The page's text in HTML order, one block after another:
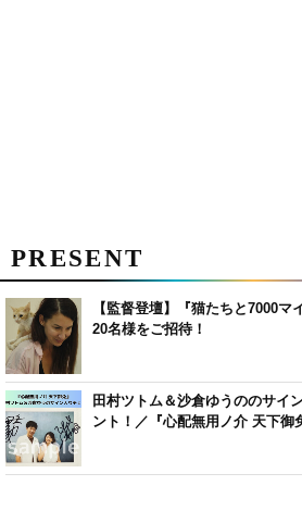
PRESENT
【監督登壇】『猫たちと7000
20名様をご招待！
田村ツトム＆沙倉ゆうののサイ
ント！／『心配無用ノ介 天下御